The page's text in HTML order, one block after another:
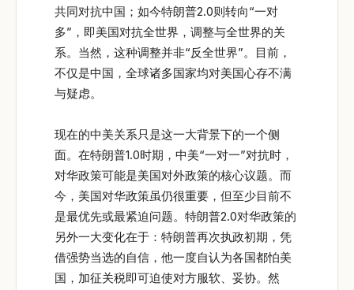
共同对抗中国；如今特朗普2.0则转向“一对
多”，即美国对抗全世界，调整与全世界的关
系。当然，这种调整并非“反全世界”。目前，
不仅是中国，全球诸多国家均对美国心存不满
与疑虑。
现在的中美关系只是这一大背景下的一个侧
面。在特朗普1.0时期，中美“一对一”对抗时，
对华政策可能是美国对外政策的核心议题。而
今，美国对华政策虽仍很重要，但至少目前不
是最优先或最紧迫问题。特朗普2.0对华政策的
另外一大变化在于：特朗普再次执政初期，凭
借强势当选的自信，他一度自认为各国都怕美
国，加征关税即可迫使对方服软、妥协。然